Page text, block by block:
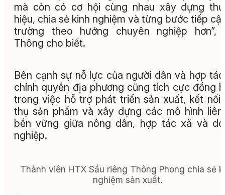
mà còn có cơ hội cùng nhau xây dựng
hiệu, chia sẻ kinh nghiệm và từng bước tiếp
trường theo hướng chuyên nghiệp hơn”,
Thông cho biết.
Bên cạnh sự nỗ lực của người dân và hợp
chính quyền địa phương cũng tích cực đồng
trong việc hỗ trợ phát triển sản xuất, kết nối
thụ sản phẩm và xây dựng các mô hình
bền vững giữa nông dân, hợp tác xã và
nghiệp.
Thành viên HTX Sầu riêng Thông Phong chia sẻ
nghiệm sản xuất.